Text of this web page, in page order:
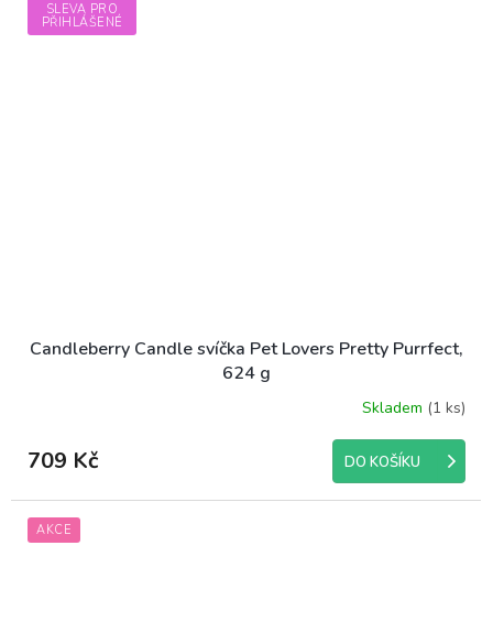
SLEVA PRO
PŘIHLÁŠENÉ
Candleberry Candle svíčka Pet Lovers Pretty Purrfect,
624 g
Skladem (1 ks)
709 Kč DO KOŠÍKU
AKCE